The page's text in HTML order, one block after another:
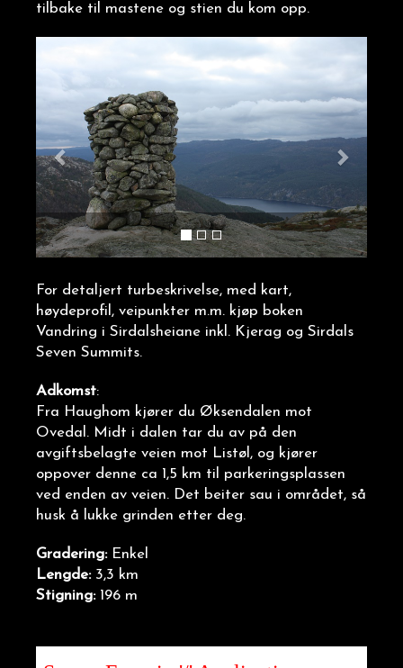
tilbake til mastene og stien du kom opp.
For detaljert turbeskrivelse, med kart,
høydeprofil, veipunkter m.m. kjøp boken
Vandring i Sirdalsheiane inkl. Kjerag og Sirdals
Seven Summits.
Adkomst:
Fra Haughom kjører du Øksendalen mot
Ovedal. Midt i dalen tar du av på den
avgiftsbelagte veien mot Listøl, og kjører
oppover denne ca 1,5 km til parkeringsplassen
ved enden av veien. Det beiter sau i området, så
husk å lukke grinden etter deg.
Gradering:Enkel
Lengde:3,3 km
Stigning:196 m